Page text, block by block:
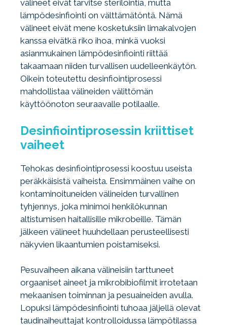
välineet eivät tarvitse sterilointia, mutta
lämpödesinfiointi on välttämätöntä. Nämä
välineet eivät mene kosketuksiin limakalvojen
kanssa eivätkä riko ihoa, minkä vuoksi
asianmukainen lämpödesinfiointi riittää
takaamaan niiden turvallisen uudelleenkäytön.
Oikein toteutettu desinfiointiprosessi
mahdollistaa välineiden välittömän
käyttöönoton seuraavalle potilaalle.
Desinfiointiprosessin kriittiset
vaiheet
Tehokas desinfiointiprosessi koostuu useista
peräkkäisistä vaiheista. Ensimmäinen vaihe on
kontaminoituneiden välineiden turvallinen
tyhjennys, joka minimoi henkilökunnan
altistumisen haitallisille mikrobeille. Tämän
jälkeen välineet huuhdellaan perusteellisesti
näkyvien likaantumien poistamiseksi.
Pesuvaiheen aikana välineisiin tarttuneet
orgaaniset aineet ja mikrobibiofilmit irrotetaan
mekaanisen toiminnan ja pesuaineiden avulla.
Lopuksi lämpödesinfiointi tuhoaa jäljellä olevat
taudinaiheuttajat kontrolloidussa lämpötilassa